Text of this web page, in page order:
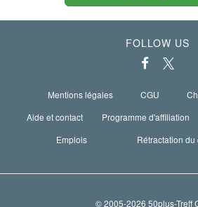
FOLLOW US
Mentions légales CGU
Aide et contact
Programme d'affiliation
Emplois
Rétractation du
© 2005-2026 50plus-Treff